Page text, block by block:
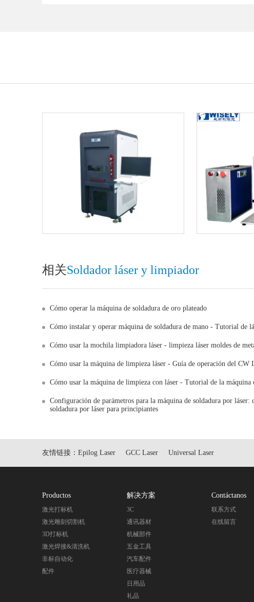
相关Soldador láser y limpiador
Cómo operar la máquina de soldadura de oro plateado
Cómo instalar y operar máquina de soldadura de mano - Tutorial de
Cómo usar la mochila limpiadora láser - limpieza láser moldes de
Cómo usar la máquina de limpieza láser - Guía de operación del CW
Cómo usar la máquina de limpieza con láser - Tutorial de la
Configuración de parámetros para la máquina de soldadura por láser:
soldadura por láser para principiantes
友情链接： Epilog Laser GCC Laser Universal Laser
Productos
激光打标机
激光雕刻切割机
3D打标机
激光焊接&清洗机
非标自动化
配件
解决方案
3C
通讯器材
机械部件
五金工具
汽车配件
医疗器械
日用品
礼品
Contáctanos
联系方式
在线留言